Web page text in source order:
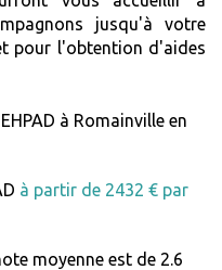
jusqu'à votre
pour l'obtention d'aides
à Romainville en
à partir de 2432 € par
moyenne est de 2.6